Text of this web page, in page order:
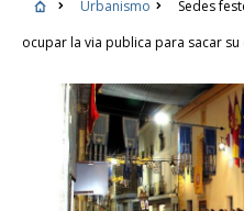
Urbanismo
Sedes
ocupar la via publica para sacar su